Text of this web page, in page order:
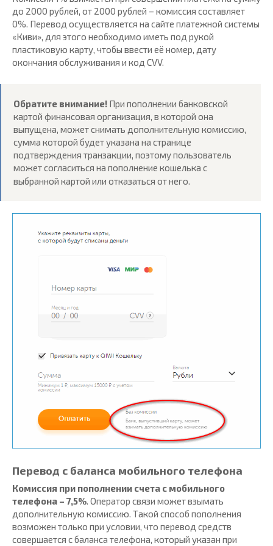
до 2000 рублей, от 2000 рублей – комиссия составляет
0%. Перевод осуществляется на сайте платежной системы
«Киви», для этого необходимо иметь под рукой
пластиковую карту, чтобы ввести её номер, дату
окончания обслуживания и код CVV.
Обратите внимание! При пополнении банковской
картой финансовая организация, в которой она
выпущена, может снимать дополнительную комиссию,
сумма которой будет указана на странице
подтверждения транзакции, поэтому пользователь
может согласиться на пополнение кошелька с
выбранной картой или отказаться от него.
Перевод с баланса мобильного телефона
Комиссия при пополнении счета с мобильного
телефона – 7,5%. Оператор связи может взымать
дополнительную комиссию. Такой способ пополнения
возможен только при условии, что перевод средств
совершается с баланса телефона, который указан при